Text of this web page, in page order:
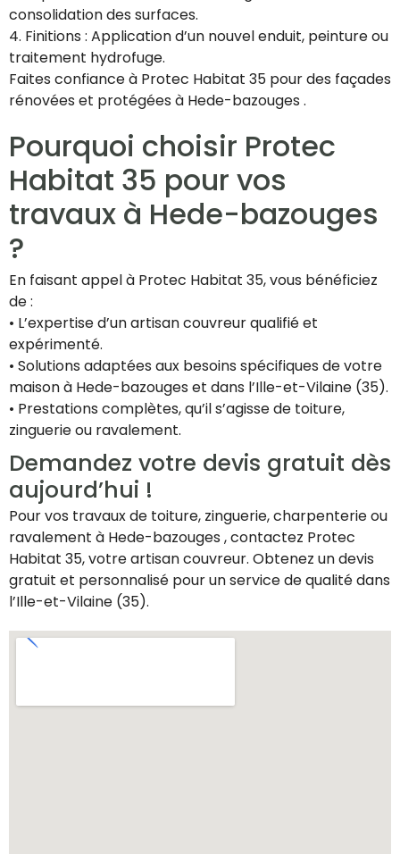
consolidation des surfaces.
4. Finitions : Application d’un nouvel enduit, peinture ou
traitement hydrofuge.
Faites confiance à Protec Habitat 35 pour des façades
rénovées et protégées à Hede-bazouges .
Pourquoi choisir Protec
Habitat 35 pour vos
travaux à Hede-bazouges
?
En faisant appel à Protec Habitat 35, vous bénéficiez
de :
• L’expertise d’un artisan couvreur qualifié et
expérimenté.
• Solutions adaptées aux besoins spécifiques de votre
maison à Hede-bazouges et dans l’Ille-et-Vilaine (35).
• Prestations complètes, qu’il s’agisse de toiture,
zinguerie ou ravalement.
Demandez votre devis gratuit dès
aujourd’hui !
Pour vos travaux de toiture, zinguerie, charpenterie ou
ravalement à Hede-bazouges , contactez Protec
Habitat 35, votre artisan couvreur. Obtenez un devis
gratuit et personnalisé pour un service de qualité dans
l’Ille-et-Vilaine (35).